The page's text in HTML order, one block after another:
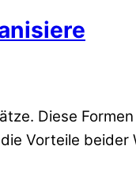
Diese
Vorteile